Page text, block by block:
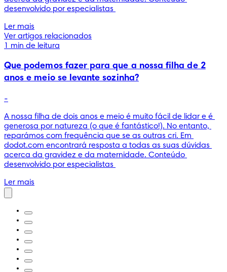
desenvolvido por especialistas
Ler mais
Ver artigos relacionados
1 min de leitura
Que podemos fazer para que a nossa filha de 2
anos e meio se levante sozinha?
-
A nossa filha de dois anos e meio é muito fácil de lidar e é
generosa por natureza (o que é fantástico!). No entanto,
reparámos com frequência que se as outras cri. Em
dodot.com encontrará resposta a todas as suas dúvidas
acerca da gravidez e da maternidade. Conteúdo
desenvolvido por especialistas
Ler mais